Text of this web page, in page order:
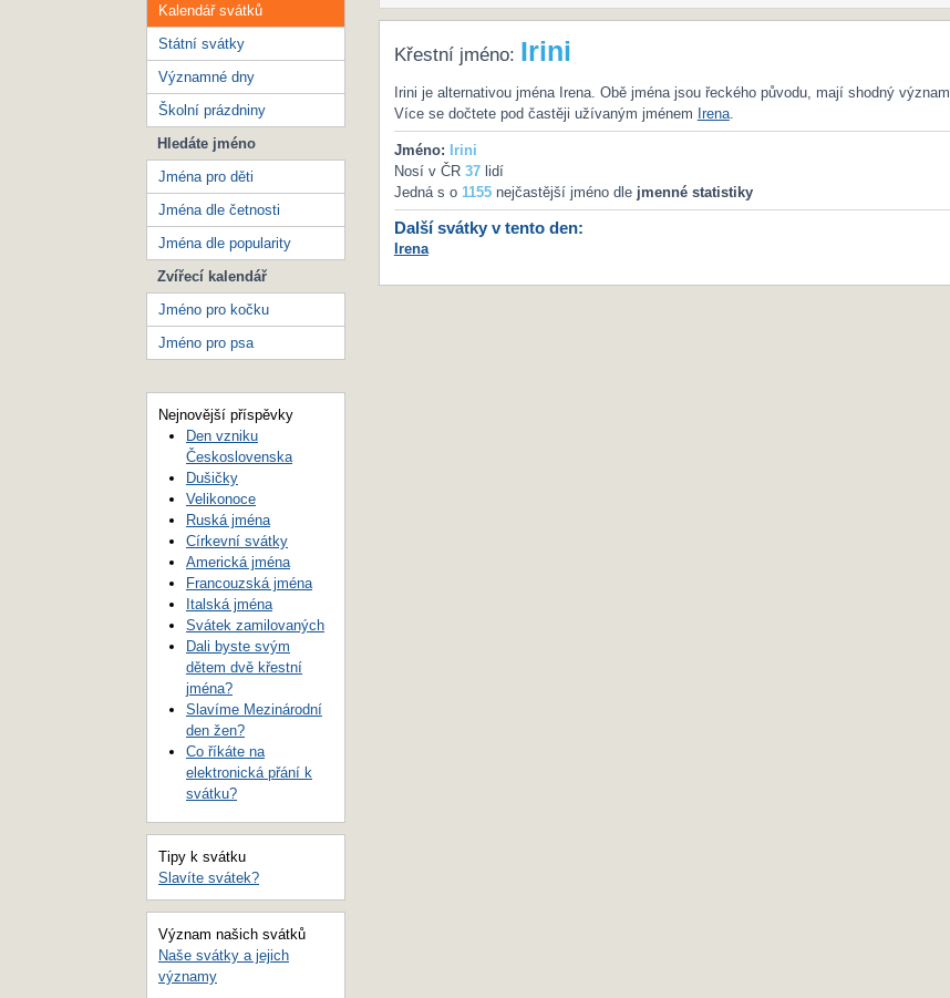
Křestní jméno: Irini
Irini je alternativou jména Irena. Obě jména jsou řeckého původu, mají shodný význam.
Více se dočtete pod častěji užívaným jménem Irena.
Jméno: Irini
Nosí v ČR 37lidí
Jedná s o 1155nejčastější jméno dle jmenné statistiky
Další svátky v tento den:
Irena
Kalendář svátků
Státní svátky
Významné dny
Školní prázdniny
Hledáte jméno
Jména pro děti
Jména dle četnosti
Jména dle popularity
Zvířecí kalendář
Jméno pro kočku
Jméno pro psa
Nejnovější příspěvky
Den vzniku
Československa
Dušičky
Velikonoce
Ruská jména
Církevní svátky
Americká jména
Francouzská jména
Italská jména
Svátek zamilovaných
Dali byste svým
dětem dvě křestní
jména?
Slavíme Mezinárodní
den žen?
Co říkáte na
elektronická přání k
svátku?
Tipy k svátku
Slavíte svátek?
Význam našich svátků
Naše svátky a jejich
významy